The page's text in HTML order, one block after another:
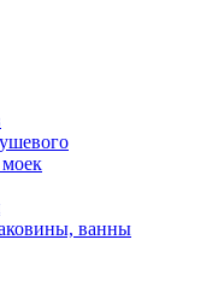
ванны